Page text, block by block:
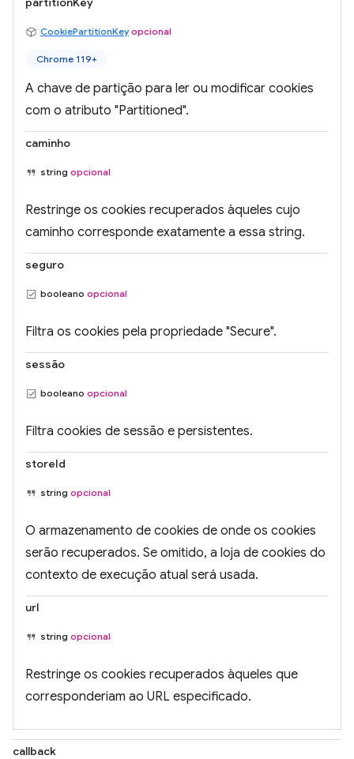
CookiePartitionKey opcional
Chrome 119+
A chave de partição para ler ou modificar cookies
com o atributo "Partitioned".
caminho
string opcional
Restringe os cookies recuperados àqueles cujo
caminho corresponde exatamente a essa string.
seguro
booleano opcional
Filtra os cookies pela propriedade "Secure".
sessão
booleano opcional
Filtra cookies de sessão e persistentes.
storeId
string opcional
O armazenamento de cookies de onde os cookies
serão recuperados. Se omitido, a loja de cookies do
contexto de execução atual será usada.
url
string opcional
Restringe os cookies recuperados àqueles que
corresponderiam ao URL especificado.
callback